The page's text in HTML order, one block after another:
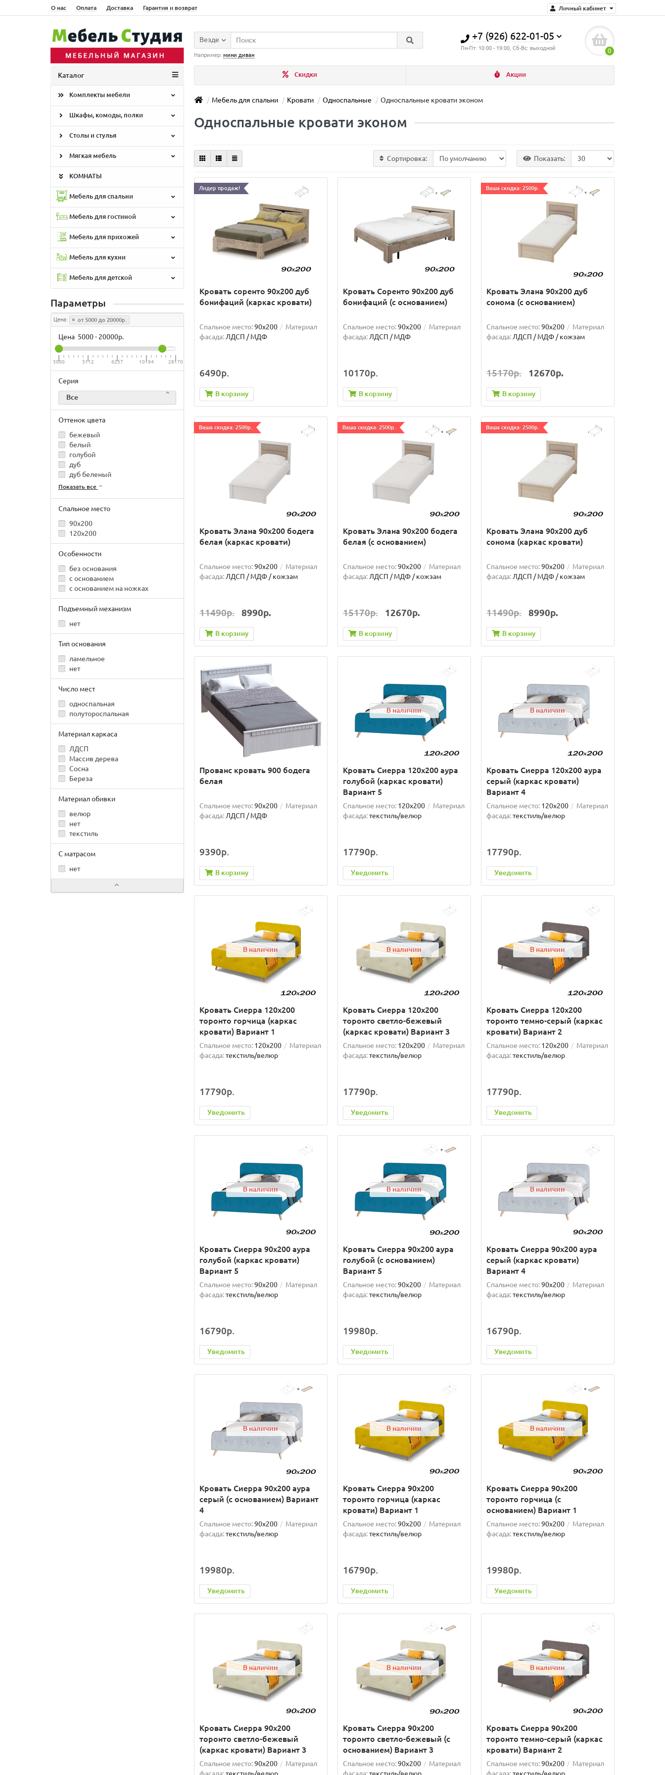
Личный кабинет
О нас Оплата Доставка Гарантия и возврат
+7 (926) 622-01-05
Пн-Пт: 10:00 - 19:00, Сб-Вс: выходной 0
Везде
Например: мини диван
Скидки Акции
Каталог
Комплекты мебели
Шкафы, комоды, полки
Столы и стулья
Мягкая мебель
КОМНАТЫ
Мебель для спальни
Мебель для гостиной
Мебель для прихожей
Мебель для кухни
Мебель для детской
Мебель для спальни Кровати Односпальные Односпальные кровати эконом
Параметры
Цена: от 5000 до 20000р.
Цена 5000- 20000р.
5000 5112 6257 10194 28170
Серия
Все
Оттенок цвета
бежевый
белый
голубой
дуб
дуб беленый
Показать все
Спальное место
90x200
120x200
Особенности
без основания
с основанием
с основанием на ножках
Подъемный механизм
нет
Тип основания
ламельное
нет
Число мест
односпальная
полутороспальная
Материал каркаса
ЛДСП
Массив дерева
Сосна
Береза
Материал обивки
велюр
нет
текстиль
С матрасом
нет
Односпальные кровати эконом
Сортировка: Показать:
Лидер продаж!
Кровать соренто 90х200 дуб
бонифаций (каркас кровати)
Спальное место:90x200
Материал
фасада:ЛДСП / МДФ
6490р.
В корзину
Кровать Соренто 90х200 дуб
бонифаций (с основанием)
Спальное место:90x200
Материал
фасада:ЛДСП / МДФ
10170р.
В корзину
Ваша скидка: 2500р.
Кровать Элана 90х200 дуб
сонома (с основанием)
Спальное место:90x200
Материал
фасада:ЛДСП / МДФ / кожзам
15170р. 12670р.
В корзину
Ваша скидка: 2500р.
Кровать Элана 90х200 бодега
белая (каркас кровати)
Спальное место:90x200
Материал
фасада: ЛДСП / МДФ / кожзам
11490р. 8990р.
В корзину
Ваша скидка: 2500р.
Кровать Элана 90х200 бодега
белая (с основанием)
Спальное место:90x200
Материал
фасада: ЛДСП / МДФ / кожзам
15170р. 12670р.
В корзину
Ваша скидка: 2500р.
Кровать Элана 90х200 дуб
сонома (каркас кровати)
Спальное место:90x200
Материал
фасада: ЛДСП / МДФ / кожзам
11490р. 8990р.
В корзину
Прованс кровать 900 бодега
белая
Спальное место:90x200
Материал
фасада: ЛДСП / МДФ
9390р.
В корзину
В наличии
Кровать Сиерра 120х200 аура
голубой (каркас кровати)
Вариант 5
Спальное место: 120x200
Материал
фасада:текстиль/велюр
17790р.
Уведомить
В наличии
Кровать Сиерра 120х200 аура
серый (каркас кровати)
Вариант 4
Спальное место: 120x200
Материал
фасада:текстиль/велюр
17790р.
Уведомить
В наличии
Кровать Сиерра 120х200
торонто горчица (каркас
кровати) Вариант 1
Спальное место: 120x200
Материал
фасада:текстиль/велюр
17790р.
Уведомить
В наличии
Кровать Сиерра 120х200
торонто светло-бежевый
(каркас кровати) Вариант 3
Спальное место: 120x200
Материал
фасада:текстиль/велюр
17790р.
Уведомить
В наличии
Кровать Сиерра 120х200
торонто темно-серый (каркас
кровати) Вариант 2
Спальное место: 120x200
Материал
фасада:текстиль/велюр
17790р.
Уведомить
В наличии
Кровать Сиерра 90х200 аура
голубой (каркас кровати)
Вариант 5
Спальное место:90x200
Материал
фасада:текстиль/велюр
16790р.
Уведомить
В наличии
Кровать Сиерра 90х200 аура
голубой (с основанием)
Вариант 5
Спальное место:90x200
Материал
фасада:текстиль/велюр
19980р.
Уведомить
В наличии
Кровать Сиерра 90х200 аура
серый (каркас кровати)
Вариант 4
Спальное место:90x200
Материал
фасада:текстиль/велюр
16790р.
Уведомить
В наличии
Кровать Сиерра 90х200 аура
серый (с основанием) Вариант
4
Спальное место:90x200
Материал
фасада:текстиль/велюр
19980р.
Уведомить
В наличии
Кровать Сиерра 90х200
торонто горчица (каркас
кровати) Вариант 1
Спальное место:90x200
Материал
фасада:текстиль/велюр
16790р.
Уведомить
В наличии
Кровать Сиерра 90х200
торонто горчица (с
основанием) Вариант 1
Спальное место:90x200
Материал
фасада:текстиль/велюр
19980р.
Уведомить
В наличии
Кровать Сиерра 90х200
торонто светло-бежевый
(каркас кровати) Вариант 3
Спальное место:90x200
Материал
фасада:текстиль/велюр
В наличии
Кровать Сиерра 90х200
торонто светло-бежевый (с
основанием) Вариант 3
Спальное место:90x200
Материал
фасада:текстиль/велюр
В наличии
Кровать Сиерра 90х200
торонто темно-серый (каркас
кровати) Вариант 2
Спальное место:90x200
Материал
фасада:текстиль/велюр